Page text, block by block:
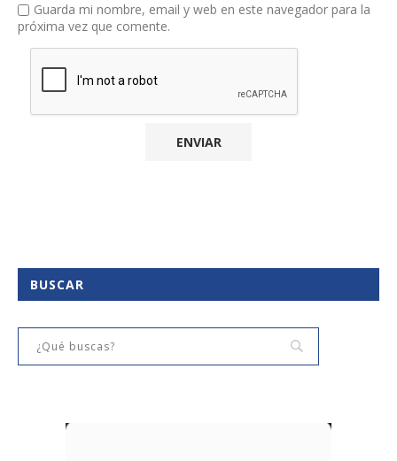
Guarda mi nombre, email y web en este navegador para la
próxima vez que comente.
BUSCAR